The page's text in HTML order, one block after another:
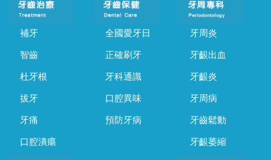
補牙
智齒
杜牙根
拔牙
牙痛
口腔潰瘍
全國愛牙日
正確刷牙
牙科通識
口腔異味
預防牙病
牙周炎
牙齦出血
牙齦炎
牙周病
牙齒鬆動
牙齦萎縮